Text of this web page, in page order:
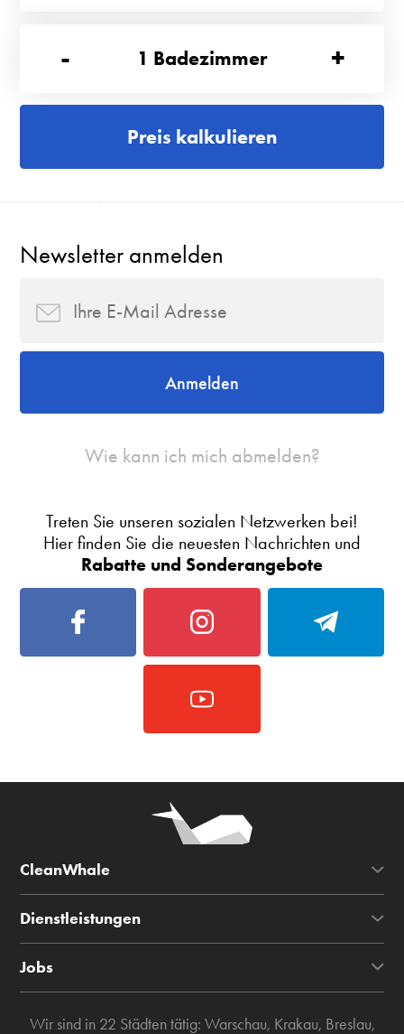
- 1 Badezimmer +
Preis kalkulieren
Newsletter anmelden
Anmelden
Wie kann ich mich abmelden?
Treten Sie unseren sozialen Netzwerken bei!
Hier finden Sie die neuesten Nachrichten und
Rabatte und Sonderangebote
CleanWhale
Dienstleistungen
Jobs
Wir sind in 22 Städten tätig: Warschau, Krakau, Breslau,